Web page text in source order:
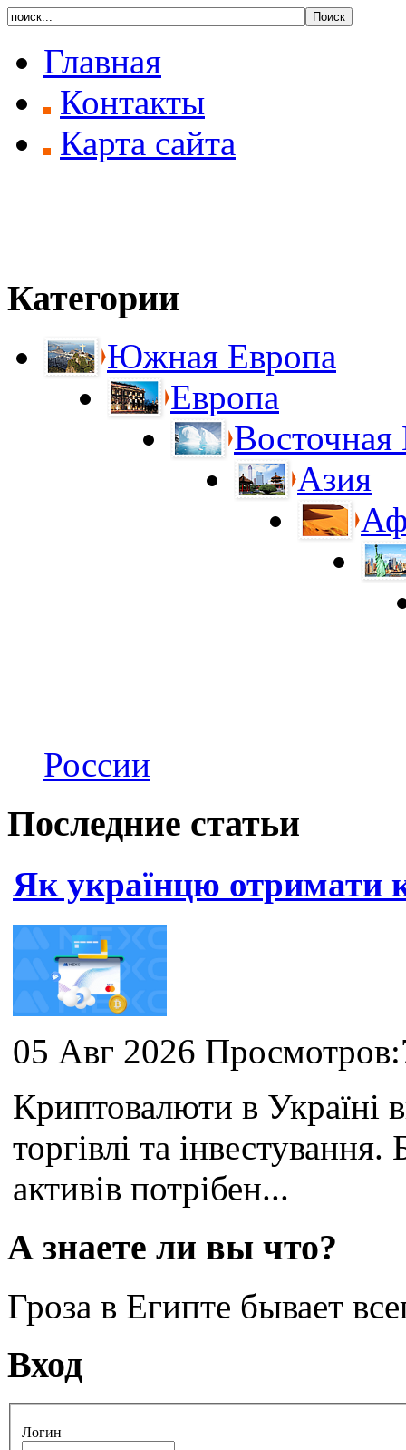
Главная
Контакты
Карта сайта
Категории
Южная Европа
Европа
Восточная
Азия
России
Последние статьи
Як українцю отримати
05 Авг 2026
Криптовалюти в Україні
торгівлі та
активів потрібен...
А знаете ли вы что?
Гроза в Египте бывает
Вход
Логин